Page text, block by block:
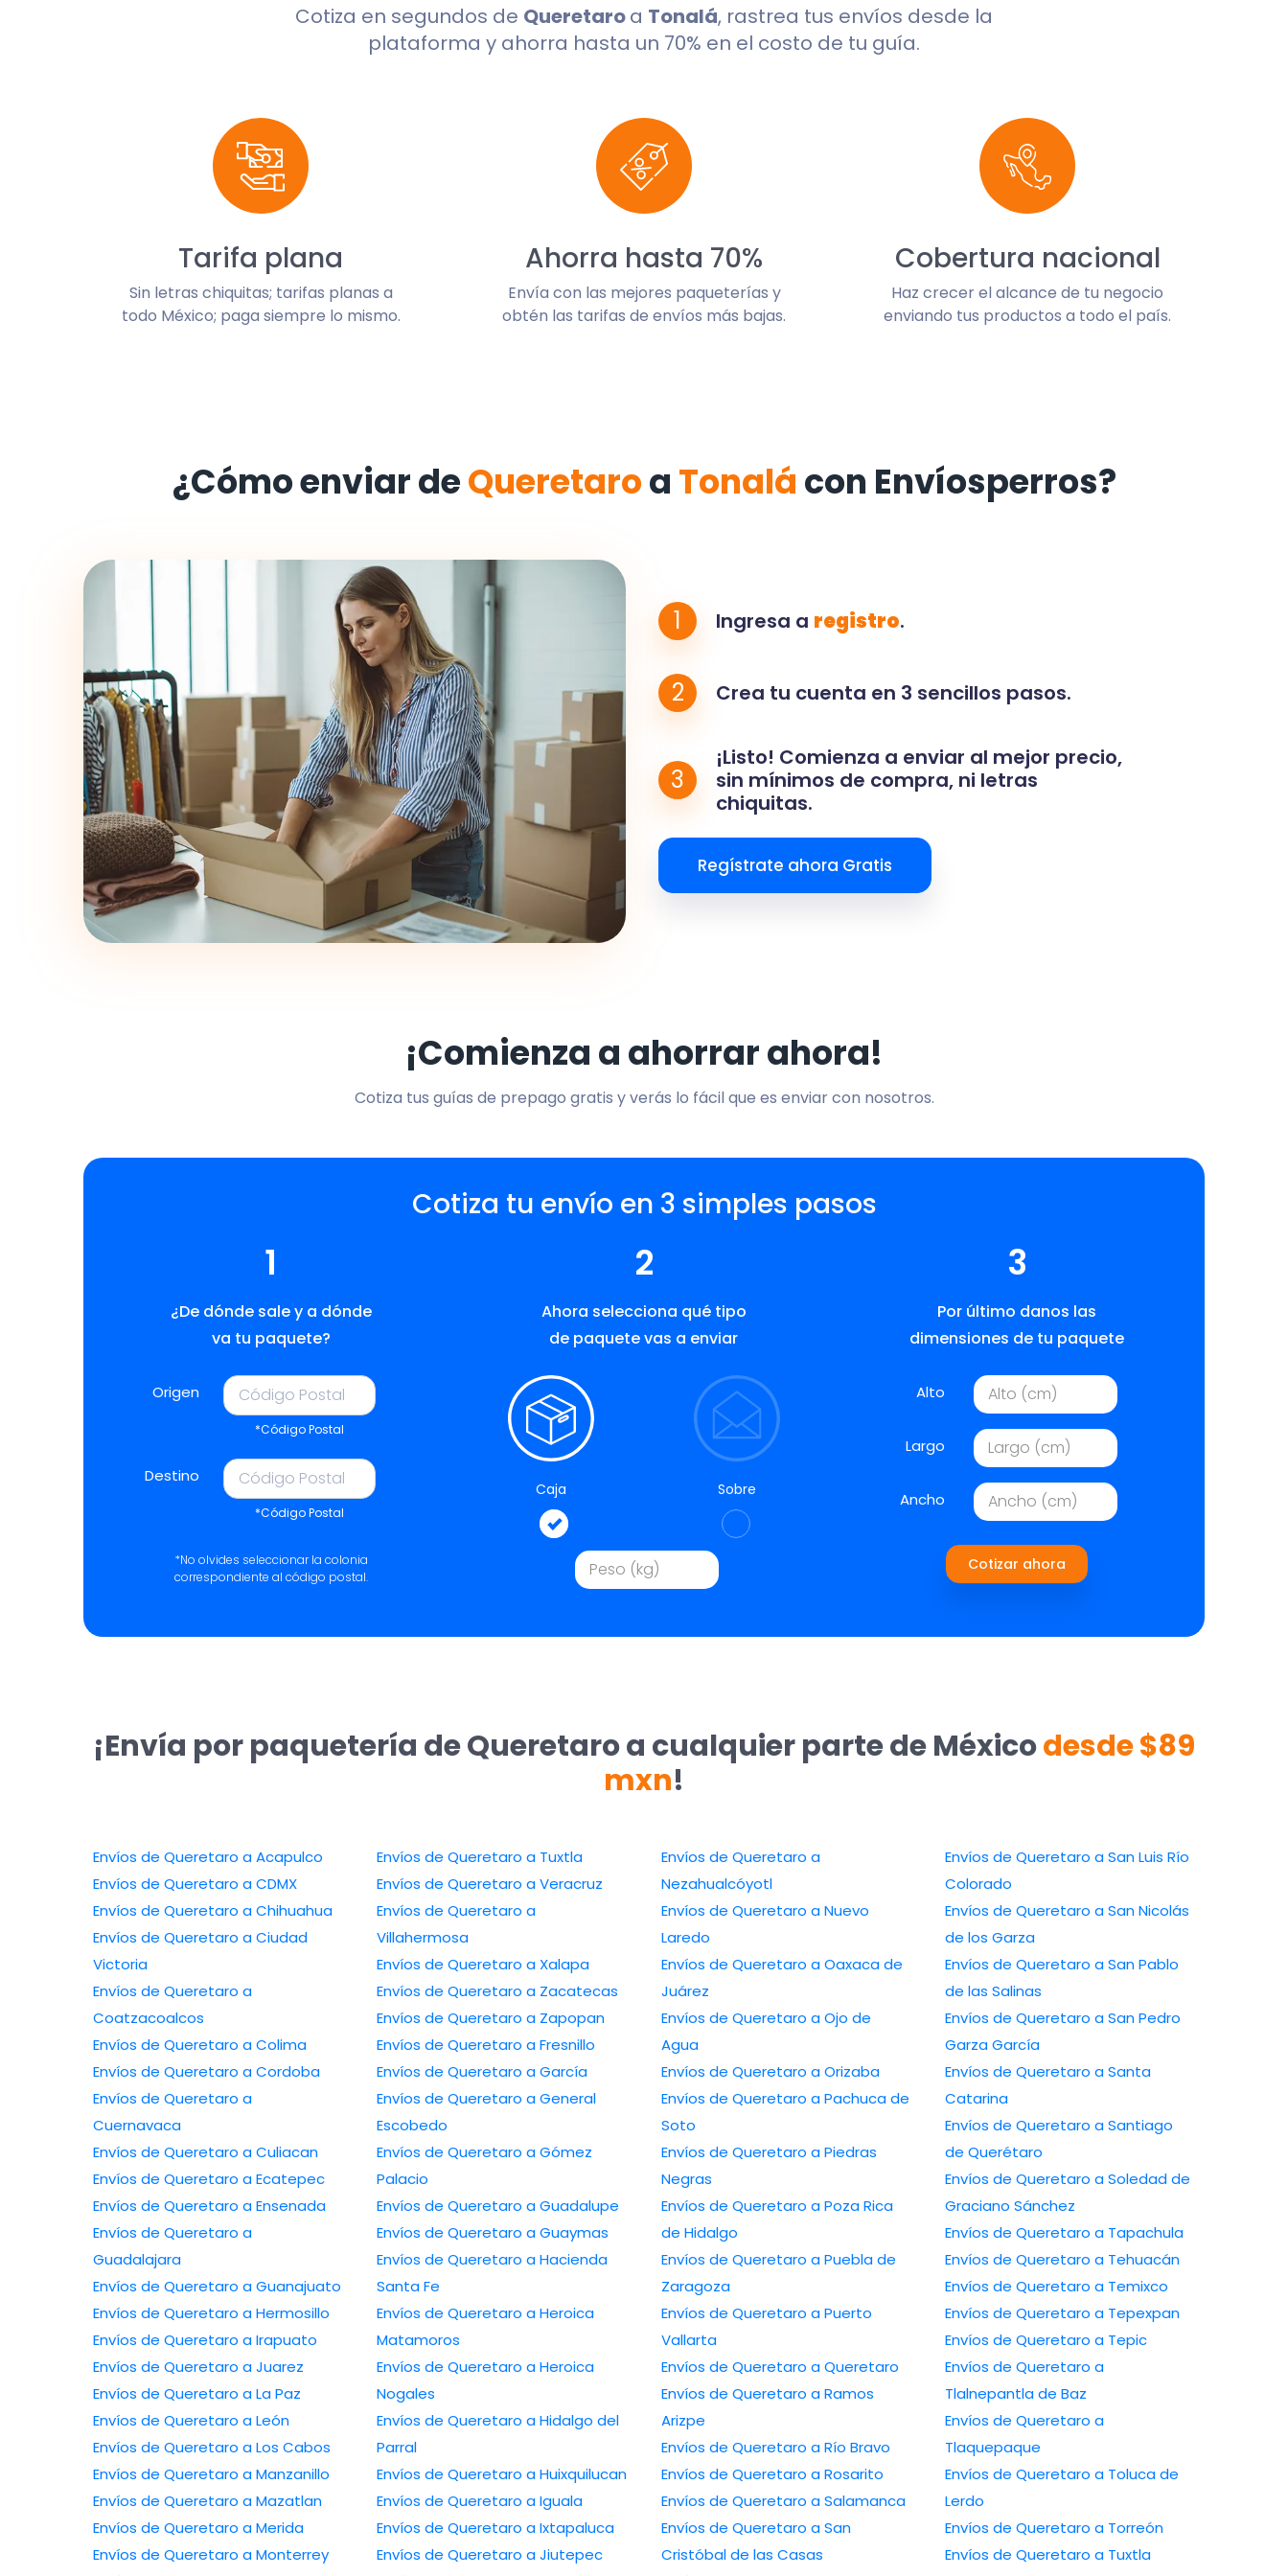
Cotiza en segundos de Queretaroa Tonalá, rastrea tus envíos desde la
plataforma y ahorra hasta un 70% en el costo de tu guía.
Tarifa plana
Sin letras chiquitas; tarifas planas a
todo México; paga siempre lo mismo.
Ahorra hasta 70%
Envía con las mejores paqueterías y
obtén las tarifas de envíos más bajas.
Cobertura nacional
Haz crecer el alcance de tu negocio
enviando tus productos a todo el país.
¿Cómo enviar deQueretaroa Tonalá con Envíosperros?
1 Ingresa a registro.
2 Crea tu cuenta en 3 sencillos pasos.
3
¡Listo! Comienza a enviar al mejor precio,
sin mínimos de compra, ni letras
chiquitas.
Regístrate ahora Gratis
¡Comienza a ahorrar ahora!
Cotiza tus guías de prepago gratis y verás lo fácil que es enviar con nosotros.
Cotiza tu envío en 3 simples pasos
1
¿De dónde sale y a dónde
va tu paquete?
Origen
*Código Postal
Destino
*Código Postal
*No olvides seleccionar la colonia
correspondiente al código postal.
2
Ahora selecciona qué tipo
de paquete vas a enviar
Caja Sobre
3
Por último danos las
dimensiones de tu paquete
Alto
Largo
Ancho
Cotizar ahora
¡Envía por paquetería de Queretaro a cualquier parte de Méxicodesde $89
mxn!
Envíos de Queretaro a Acapulco
Envíos de Queretaro a CDMX
Envíos de Queretaro a Chihuahua
Envíos de Queretaro a Ciudad
Victoria
Envíos de Queretaro a
Coatzacoalcos
Envíos de Queretaro a Colima
Envíos de Queretaro a Cordoba
Envíos de Queretaro a
Cuernavaca
Envíos de Queretaro a Culiacan
Envíos de Queretaro a Ecatepec
Envíos de Queretaro a Ensenada
Envíos de Queretaro a
Guadalajara
Envíos de Queretaro a Guanajuato
Envíos de Queretaro a Hermosillo
Envíos de Queretaro a Irapuato
Envíos de Queretaro a Juarez
Envíos de Queretaro a La Paz
Envíos de Queretaro a León
Envíos de Queretaro a Los Cabos
Envíos de Queretaro a Manzanillo
Envíos de Queretaro a Mazatlan
Envíos de Queretaro a Merida
Envíos de Queretaro a Monterrey
Envíos de Queretaro a Tuxtla
Envíos de Queretaro a Veracruz
Envíos de Queretaro a
Villahermosa
Envíos de Queretaro a Xalapa
Envíos de Queretaro a Zacatecas
Envíos de Queretaro a Zapopan
Envíos de Queretaro a Fresnillo
Envíos de Queretaro a García
Envíos de Queretaro a General
Escobedo
Envíos de Queretaro a Gómez
Palacio
Envíos de Queretaro a Guadalupe
Envíos de Queretaro a Guaymas
Envíos de Queretaro a Hacienda
Santa Fe
Envíos de Queretaro a Heroica
Matamoros
Envíos de Queretaro a Heroica
Nogales
Envíos de Queretaro a Hidalgo del
Parral
Envíos de Queretaro a Huixquilucan
Envíos de Queretaro a Iguala
Envíos de Queretaro a Ixtapaluca
Envíos de Queretaro a Jiutepec
Envíos de Queretaro a
Nezahualcóyotl
Envíos de Queretaro a Nuevo
Laredo
Envíos de Queretaro a Oaxaca de
Juárez
Envíos de Queretaro a Ojo de
Agua
Envíos de Queretaro a Orizaba
Envíos de Queretaro a Pachuca de
Soto
Envíos de Queretaro a Piedras
Negras
Envíos de Queretaro a Poza Rica
de Hidalgo
Envíos de Queretaro a Puebla de
Zaragoza
Envíos de Queretaro a Puerto
Vallarta
Envíos de Queretaro a Queretaro
Envíos de Queretaro a Ramos
Arizpe
Envíos de Queretaro a Río Bravo
Envíos de Queretaro a Rosarito
Envíos de Queretaro a Salamanca
Envíos de Queretaro a San
Cristóbal de las Casas
Envíos de Queretaro a San Luis Río
Colorado
Envíos de Queretaro a San Nicolás
de los Garza
Envíos de Queretaro a San Pablo
de las Salinas
Envíos de Queretaro a San Pedro
Garza García
Envíos de Queretaro a Santa
Catarina
Envíos de Queretaro a Santiago
de Querétaro
Envíos de Queretaro a Soledad de
Graciano Sánchez
Envíos de Queretaro a Tapachula
Envíos de Queretaro a Tehuacán
Envíos de Queretaro a Temixco
Envíos de Queretaro a Tepexpan
Envíos de Queretaro a Tepic
Envíos de Queretaro a
Tlalnepantla de Baz
Envíos de Queretaro a
Tlaquepaque
Envíos de Queretaro a Toluca de
Lerdo
Envíos de Queretaro a Torreón
Envíos de Queretaro a Tuxtla